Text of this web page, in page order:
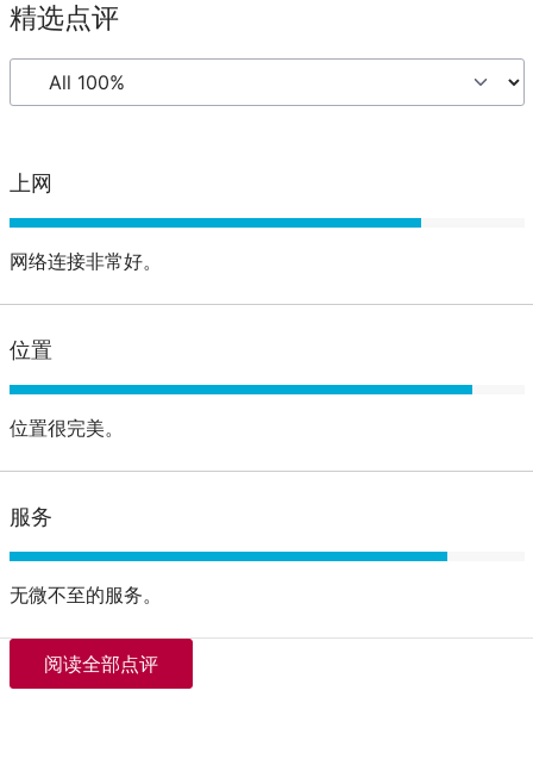
精选点评
上网
网络连接非常好。
位置
位置很完美。
服务
无微不至的服务。
阅读全部点评